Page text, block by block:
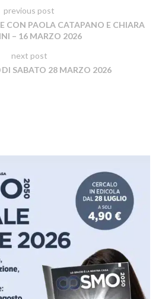
previous post
CON PAOLA CATAPANO E CHIARA
– 16 MARZO 2026
next post
SABATO 28 MARZO 2026